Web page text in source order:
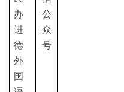
办
进
德
外
国
公
众
号